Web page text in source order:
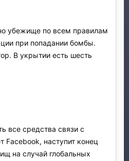
убежище по всем правилам
при попадании бомбы.
В укрытии есть шесть
все средства связи с
Facebook, наступит конец
на случай глобальных